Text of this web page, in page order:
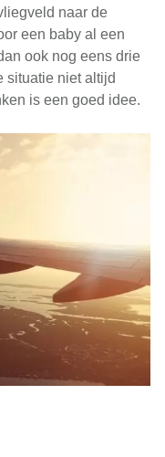
naar de
een baby al een
ook nog eens drie
situatie niet altijd
is een goed idee.